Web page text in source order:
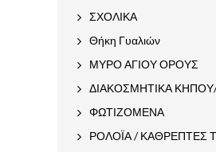
ΣΧΟΛΙΚΑ
Θήκη Γυαλιών
ΜΥΡΟ ΑΓΙΟΥ ΟΡΟΥΣ
ΔΙΑΚΟΣΜΗΤΙΚΑ
ΦΩΤΙΖΟΜΕΝΑ
ΡΟΛΟΪΑ / ΚΑΘΡΕΠΤΕΣ